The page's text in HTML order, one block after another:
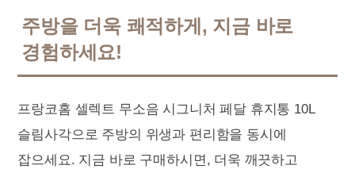
주방을 더욱 쾌적하게, 지금 바로
경험하세요!
프랑코홈 셀렉트 무소음 시그니처 페달 휴지통 10L
슬림사각으로 주방의 위생과 편리함을 동시에
잡으세요. 지금 바로 구매하시면, 더욱 깨끗하고